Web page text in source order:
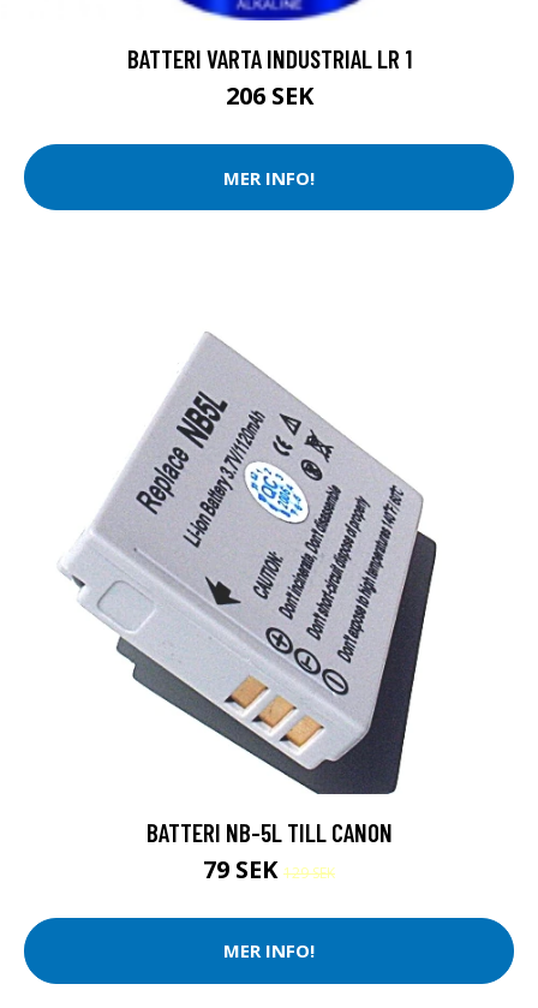
BATTERI VARTA INDUSTRIAL LR 1
206 SEK
MER INFO!
BATTERI NB-5L TILL CANON
79 SEK 129 SEK
MER INFO!